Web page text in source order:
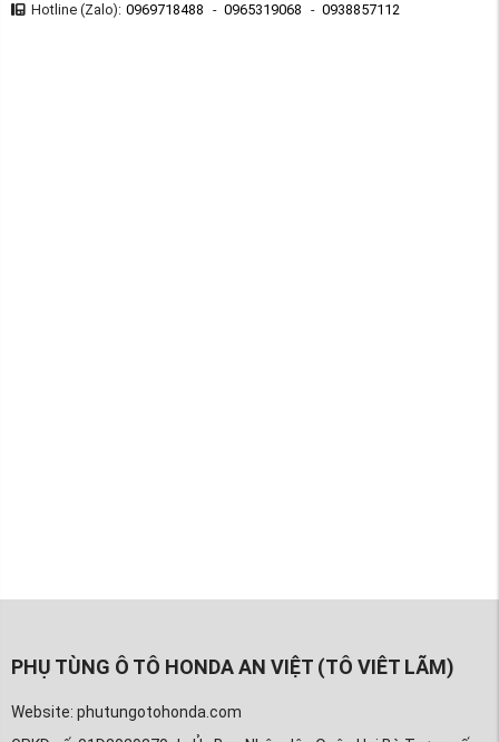
Hotline (Zalo): 0969718488 - 0965319068 - 0938857112
PHỤ TÙNG Ô TÔ HONDA AN VIỆT (TÔ VIÊT LÃM)
Website: phutungotohonda.com